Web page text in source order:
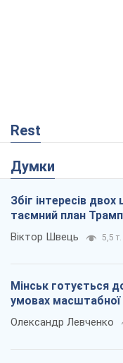
Rest
Думки
Збіг інтересів двох
таємний план
Віктор Швець 5,5 т.
Мінськ готується
умовах масштабної
Олександр Левченко